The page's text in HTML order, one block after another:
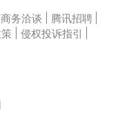
商务洽谈 腾讯招聘
侵权投诉指引